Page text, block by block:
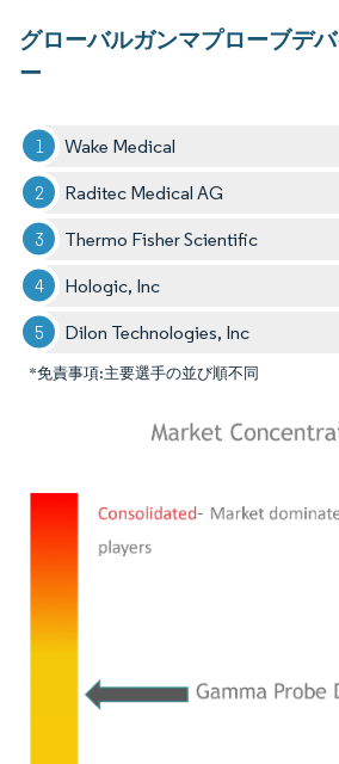
グローバルガンマプローブデ
ー
Wake Medical
Raditec Medical AG
Thermo Fisher Scientific
Hologic, Inc
Dilon Technologies, Inc
*免責事項:主要選手の並び順不同